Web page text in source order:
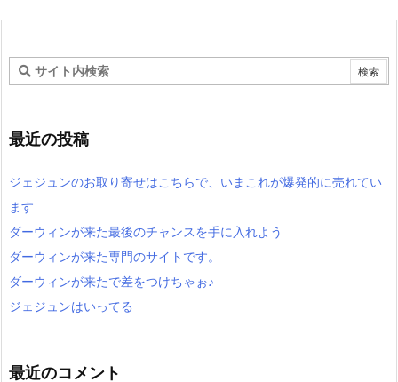
最近の投稿
ジェジュンのお取り寄せはこちらで、いまこれが爆発的に売れてい
ます
ダーウィンが来た最後のチャンスを手に入れよう
ダーウィンが来た専門のサイトです。
ダーウィンが来たで差をつけちゃぉ♪
ジェジュンはいってる
最近のコメント